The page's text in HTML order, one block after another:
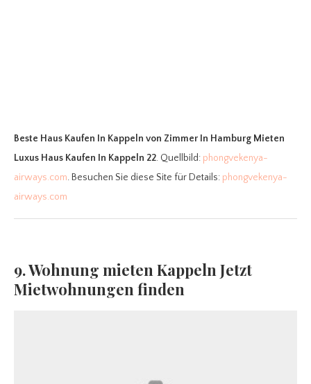
Beste Haus Kaufen In Kappeln von Zimmer In Hamburg Mieten
Luxus Haus Kaufen In Kappeln 22. Quellbild: phongvekenya-
airways.com. Besuchen Sie diese Site für Details: phongvekenya-
airways.com
9. Wohnung mieten Kappeln Jetzt
Mietwohnungen finden